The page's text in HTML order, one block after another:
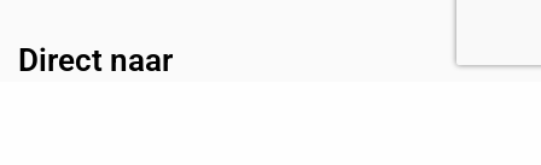
Direct naar